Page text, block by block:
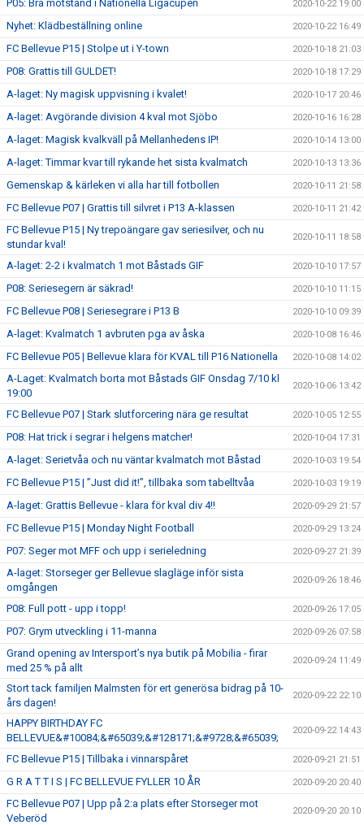
P05: Bra motstånd i Nationella Ligacupen 2020-10-22 19:00
Nyhet: Klädbeställning online 2020-10-22 16:49
FC Bellevue P15 | Stolpe ut i Y-town 2020-10-18 21:03
P08: Grattis till GULDET! 2020-10-18 17:29
A-laget: Ny magisk uppvisning i kvalet! 2020-10-17 20:46
A-laget: Avgörande division 4 kval mot Sjöbo 2020-10-16 16:28
A-laget: Magisk kvalkväll på Mellanhedens IP! 2020-10-14 13:00
A-laget: Timmar kvar till rykande het sista kvalmatch 2020-10-13 13:36
Gemenskap & kärleken vi alla har till fotbollen 2020-10-11 21:58
FC Bellevue P07 | Grattis till silvret i P13 A-klassen 2020-10-11 21:42
FC Bellevue P15 | Ny trepoängare gav seriesilver, och nu
stundar kval!
2020-10-11 18:58
A-laget: 2-2 i kvalmatch 1 mot Båstads GIF 2020-10-10 17:57
P08: Seriesegern är säkrad! 2020-10-10 11:15
FC Bellevue P08 | Seriesegrare i P13 B 2020-10-10 09:39
A-laget: Kvalmatch 1 avbruten pga av åska 2020-10-08 16:46
FC Bellevue P05 | Bellevue klara för KVAL till P16 Nationella 2020-10-08 14:02
A-Laget: Kvalmatch borta mot Båstads GIF Onsdag 7/10 kl
19:00
2020-10-06 13:42
FC Bellevue P07 | Stark slutforcering nära ge resultat 2020-10-05 12:55
P08: Hat trick i segrar i helgens matcher! 2020-10-04 17:31
A-laget: Serietvåa och nu väntar kvalmatch mot Båstad 2020-10-03 19:54
FC Bellevue P15 | ”Just did it!”, tillbaka som tabelltvåa 2020-10-03 19:19
A-laget: Grattis Bellevue - klara för kval div 4!! 2020-09-29 21:57
FC Bellevue P15 | Monday Night Football 2020-09-29 13:24
P07: Seger mot MFF och upp i serieledning 2020-09-27 21:39
A-laget: Storseger ger Bellevue slagläge inför sista
omgången
2020-09-26 18:46
P08: Full pott - upp i topp! 2020-09-26 17:05
P07: Grym utveckling i 11-manna 2020-09-26 07:58
Grand opening av Intersport’s nya butik på Mobilia - firar
med 25 % på allt
2020-09-24 11:49
Stort tack familjen Malmsten för ert generösa bidrag på 10-
års dagen!
2020-09-22 22:10
HAPPY BIRTHDAY FC
BELLEVUE&#10084;&#65039;&#128171;&#9728;&#65039;
2020-09-22 14:43
FC Bellevue P15 | Tillbaka i vinnarspåret 2020-09-21 21:51
G R A T T I S | FC BELLEVUE FYLLER 10 ÅR 2020-09-20 20:40
FC Bellevue P07 | Upp på 2:a plats efter Storseger mot
Veberöd
2020-09-20 20:10